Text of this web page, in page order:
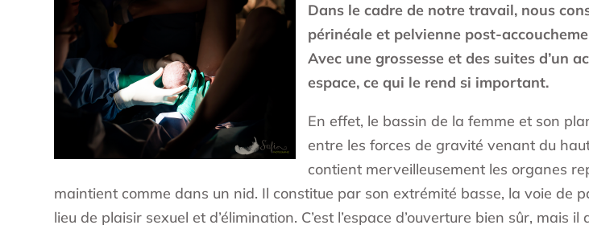
Dans le cadre de notre travail, nous
périnéale et pelvienne post-
Avec une grossesse et des suites d’un
espace, ce qui le rend si important.
En effet, le bassin de la femme et son
entre les forces de gravité venant du
contient merveilleusement les organes
maintient comme dans un nid. Il constitue par son extrémité basse, la voie de
lieu de plaisir sexuel et d’élimination. C’est l’espace d’ouverture bien sûr,